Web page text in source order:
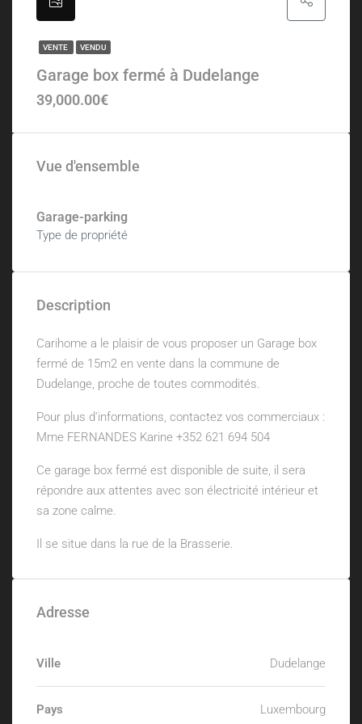
VENTE VENDU
Garage box fermé à Dudelange
39,000.00€
Vue d'ensemble
Garage-parking
Type de propriété
Description
Carihome a le plaisir de vous proposer un Garage box
fermé de 15m2 en vente dans la commune de
Dudelange, proche de toutes commodités.
Pour plus d'informations, contactez vos commerciaux :
Mme FERNANDES Karine +352 621 694 504
Ce garage box fermé est disponible de suite, il sera
répondre aux attentes avec son électricité intérieur et
sa zone calme.
Il se situe dans la rue de la Brasserie.
Adresse
Ville Dudelange
Pays Luxembourg